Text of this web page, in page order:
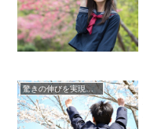
驚きの伸びを実現｜先輩列伝